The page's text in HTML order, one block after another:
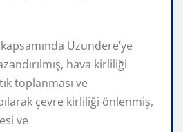
Uzundere’ye
hava kirliliği
toplanması ve
çevre kirliliği önlenmiş,
ve